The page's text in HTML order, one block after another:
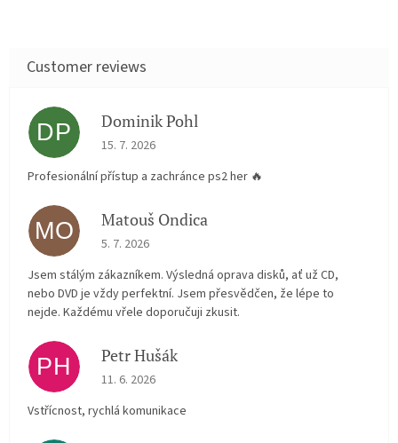
DP Dominik Pohl
The store rating is 5 out of 5 stars.
15. 7. 2026
Profesionální přístup a zachránce ps2 her 🔥
MO Matouš Ondica
The store rating is 5 out of 5 stars.
5. 7. 2026
Jsem stálým zákazníkem. Výsledná oprava disků, ať už CD,
nebo DVD je vždy perfektní. Jsem přesvědčen, že lépe to
nejde. Každému vřele doporučuji zkusit.
PH Petr Hušák
The store rating is 5 out of 5 stars.
11. 6. 2026
Vstřícnost, rychlá komunikace